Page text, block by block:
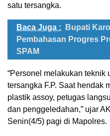
satu tersangka.
Baca Juga :
Bupati
Pembahasan Progres
SPAM
“Personel melakukan teknik
tersangka F.P. Saat hendak
plastik assoy, petugas
dan penggeledahan,” ujar
Senin(4/5) pagi di Mapolres.